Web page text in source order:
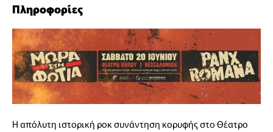
Πληροφορίες
Η απόλυτη ιστορική ροκ συνάντηση κορυφής στο Θέατρο